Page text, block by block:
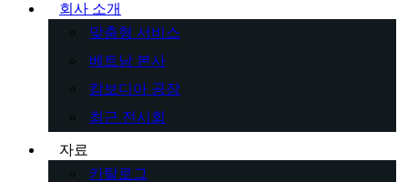
회사 소개
맞춤형 서비스
베트남 본사
캄보디아 공장
최근 전시회
자료
카탈로그